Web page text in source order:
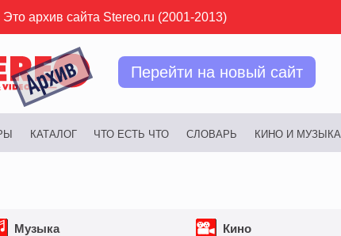
Это архив сайта Stereo.ru (2001-2013)
Перейти на новый сайт
КАТАЛОГ ЧТО ЕСТЬ ЧТО СЛОВАРЬ КИНО И МУЗЫКА
Музыка Кино